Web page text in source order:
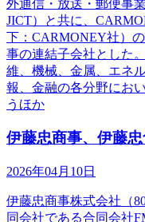
外通信・放送・郵便事
JICT）と共に、
下：CARMONEY社）
事の連結子会社とした
維、機械、金属、エネ
報、金融の各分野にお
うほか
伊藤忠商事、伊藤
2026年04月10日
伊藤忠商事株式会社（
同会社である合同会社